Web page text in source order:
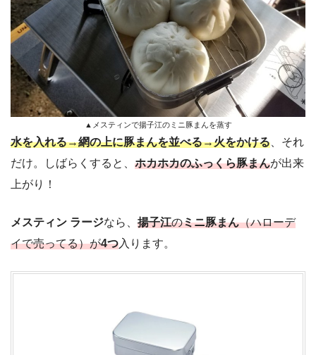
▲メスティンで揚子江のミニ豚まんを蒸す
水を入れる→網の上に豚まんを並べる→火をかける 、それ
だけ。しばらくすると、 ホカホカのふっくら豚まんが出来
上がり！
メスティン ラージなら、 揚子江のミニ豚まん（ハローデ
イで売ってる）が4つ入ります。